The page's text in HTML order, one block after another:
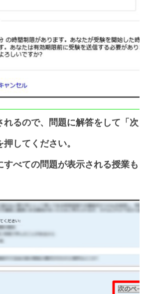
るので、問題に解答をして「次
してください。
べての問題が表示される授業も